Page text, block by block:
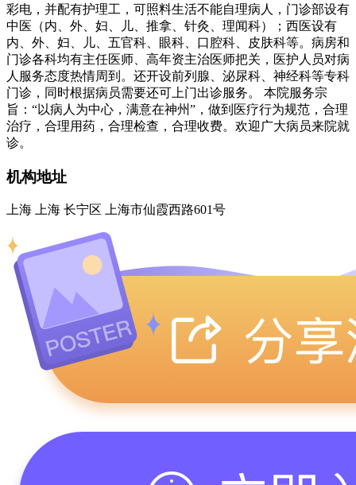
彩电，并配有护理工，可照料生活不能自理病人，门诊部设有
中医（内、外、妇、儿、推拿、针灸、理闻科）；西医设有
内、外、妇、儿、五官科、眼科、口腔科、皮肤科等。病房和
门诊各科均有主任医师、高年资主治医师把关，医护人员对病
人服务态度热情周到。还开设前列腺、泌尿科、神经科等专科
门诊，同时根据病员需要还可上门出诊服务。 本院服务宗
旨：“以病人为中心，满意在神州”，做到医疗行为规范，合理
治疗，合理用药，合理检查，合理收费。欢迎广大病员来院就
诊。
机构地址
上海 上海 长宁区 上海市仙霞西路601号